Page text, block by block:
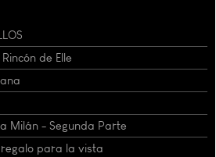
de Elle
Milán - Segunda Parte
para la vista